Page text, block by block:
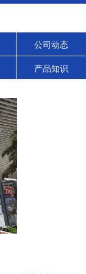
公司动态
产品知识